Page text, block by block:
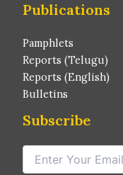
Publications
Pamphlets
Reports (Telugu)
Reports (English)
Bulletins
Subscribe